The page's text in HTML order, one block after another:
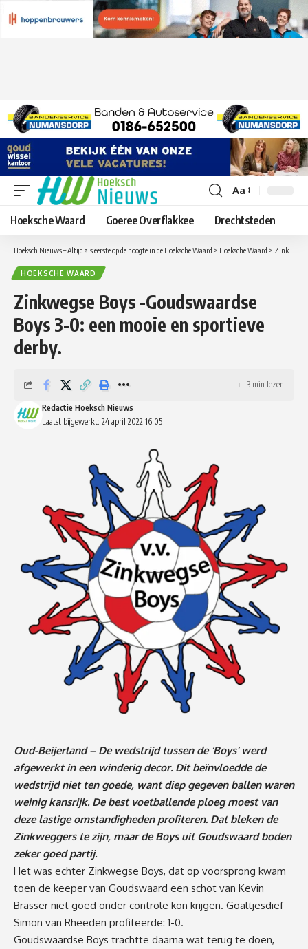
Lettergrootte
aanpassen
Aa
Hoeksche Waard Goeree Overflakkee Drechtsteden
Hoeksch Nieuws – Altijd als eerste op de hoogte in de Hoeksche Waard > Hoeksche Waard > Zinkwegse Boys -Goudswaardse Boys 3-0: een mooie en sportieve derby.
HOEKSCHE WAARD
Zinkwegse Boys -Goudswaardse
Boys 3-0: een mooie en sportieve
derby.
Laatst bijgewerkt: 24 april 2022 16:05
Redactie Hoeksch Nieuws
3 min lezen
Oud-Beijerland – De wedstrijd tussen de ‘Boys’ werd
afgewerkt in een winderig decor. Dit beïnvloedde de
wedstrijd niet ten goede, want diep gegeven ballen waren
weinig kansrijk. De best voetballende ploeg moest van
deze lastige omstandigheden profiteren. Dat bleken de
Zinkweggers te zijn, maar de Boys uit Goudswaard boden
zeker goed partij.
Het was echter Zinkwegse Boys, dat op voorsprong kwam
toen de keeper van Goudswaard een schot van Kevin
Brasser niet goed onder controle kon krijgen. Goaltjesdief
Simon van Rheeden profiteerde: 1-0.
Goudswaardse Boys trachtte daarna wat terug te doen,